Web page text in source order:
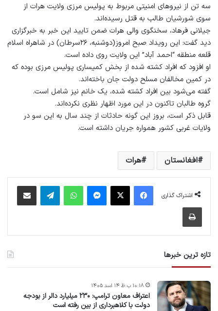
سه تن از نیروهای امنیتی مربوط به پولیس مرزی ولایت هرات از
سوی شورشیان طالب به قتل رسیده‌اند.
جیلانی فرهاد، سخنگوی والی هرات ضمن تایید این خبر به خبرگزاری
دید گفت: این رویداد صبح امروز(دوشنبه، ۲۶سرطان) در شاهراه اسلام
قلعه منطقه “احمد آباد” این ولایت روی داده‌ است.
او افزود که افراد کشته شده از بخش کمیساری پولیس مرزی بوده که
در کمین مخالفان مسلح دولت جان باخته‌اند.
گفته می‌شود بین افراد کشته شده، یک خانم نیز شامل است.
گروه طالبان تاکنون در این مورد اظهار نظری نکرده‌اند.
قابل ذکر است، بروز این گونه حادثات از چند سال به این سو در
ولایات غربی کشور همواره جریان داشته است.
افغانستان هرات
اشتراک گذاری
فیس بوک پیام رسان واتس آپ
تازه ترین خبرها
اعتراف معاون ترامپ: ۲۳۰ میلیارد دالر از بودجه
دولت با کلاهبرداری از بین رفته است
۱۰:۱۸ ب.ظ ۱۴ اسد ۱۴۰۵